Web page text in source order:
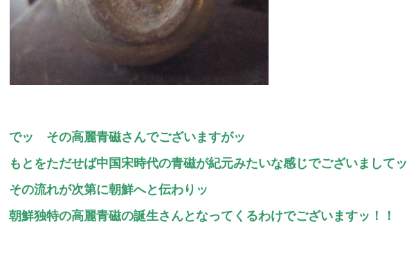
でッ その高麗青磁さんでございますがッ
もとをただせば中国宋時代の青磁が紀元みたいな感じでございましてッ
その流れが次第に朝鮮へと伝わりッ
朝鮮独特の高麗青磁の誕生さんとなってくるわけでございますッ！！